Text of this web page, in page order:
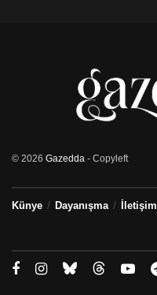
© 2026 Gazedda - Copyleft
Künye Dayanışma İletişim